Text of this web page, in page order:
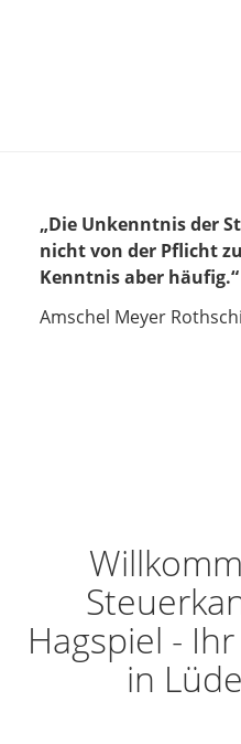
„Die Unkenntnis der
nicht von der Pflicht
Kenntnis aber häufig.“
Amschel Meyer
Hagspiel -
in